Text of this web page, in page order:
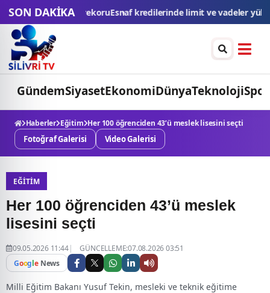
SON DAKİKA
kredilerinde limit ve vadeler yükseltildiİstanbul'da bazı yollar 14
GündemSiyasetEkonomiDünyaTeknolojiSpor
Haberler Eğitim Her 100 öğrenciden 43’ü meslek lisesini seçti
Fotoğraf Galerisi Video Galerisi
EĞITIM
Her 100 öğrenciden 43’ü meslek
lisesini seçti
09.05.2026 11:44
GÜNCELLEME:07.08.2026 03:51
Google News
Milli Eğitim Bakanı Yusuf Tekin, mesleki ve teknik eğitime